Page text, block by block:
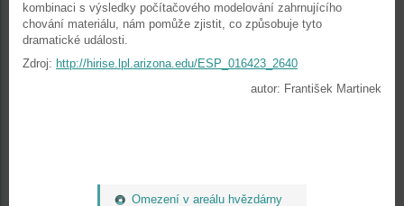
Omezení v areálu hvězdárny
kombinaci s výsledky počítačového modelování zahrnujícího
chování materiálu, nám pomůže zjistit, co způsobuje tyto
dramatické události.
Zdroj: http://hirise.lpl.arizona.edu/ESP_016423_2640
autor: František Martinek